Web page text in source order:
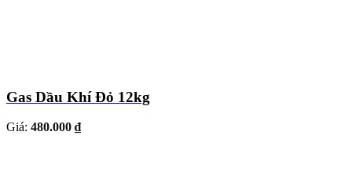
Gas Dầu Khí Đỏ 12kg
Giá: 480.000 ₫